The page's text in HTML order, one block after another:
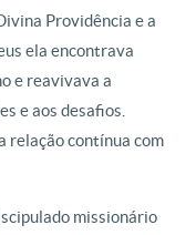
Providência e a
ela encontrava
e reavivava a
e aos desafios.
relação contínua com
missionário